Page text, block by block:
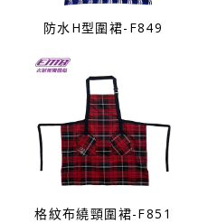
防水H型圍裙-F849
格紋布繞頸圍裙-F851